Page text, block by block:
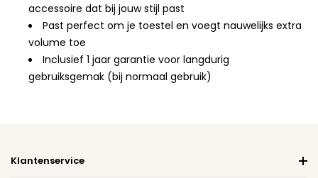
accessoire dat bij jouw stijl past
Past perfect om je toestel en voegt nauwelijks extra
volume toe
Inclusief 1 jaar garantie voor langdurig
gebruiksgemak (bij normaal gebruik)
Klantenservice